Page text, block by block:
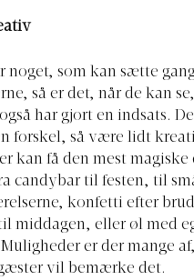
noget, som kan sætte
så er det, når de kan
har gjort en indsats.
forskel, så være lidt
kan få den mest magiske
candybar til festen, til
konfetti efter
middagen, eller øl med
er der mange
vil bemærke det.